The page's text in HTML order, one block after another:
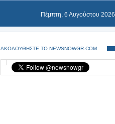
Πέμπτη, 6 Αυγούστου 2026
ΑΚΟΛΟΥΘΗΣΤΕ ΤΟ NEWSNOWGR.COM